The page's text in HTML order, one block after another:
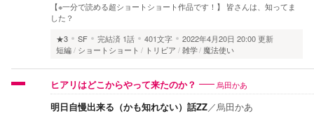
【※一分で読める超ショートショート作品です！】 皆さんは、知ってま
した？
★3
SF 完結済 1話 401文字
2022年4月20日 20:00 更新
短編
ショートショート トリビア 雑学 魔法使い
ヒアリはどこからやって来たのか？ 烏田かあ
明日自慢出来る（かも知れない）話ZZ／烏田かあ